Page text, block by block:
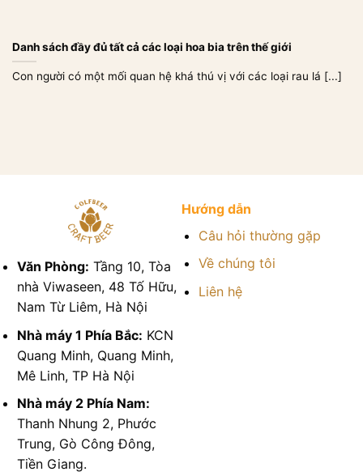
Danh sách đầy đủ tất cả các loại hoa bia trên thế giới
Con người có một mối quan hệ khá thú vị với các loại rau lá [...]
Văn Phòng: Tầng 10, Tòa
nhà Viwaseen, 48 Tố Hữu,
Nam Từ Liêm, Hà Nội
Nhà máy 1 Phía Bắc: KCN
Quang Minh, Quang Minh,
Mê Linh, TP Hà Nội
Nhà máy 2 Phía Nam:
Thanh Nhung 2, Phước
Trung, Gò Công Đông,
Tiền Giang.
Hướng dẫn
Câu hỏi thường gặp
Về chúng tôi
Liên hệ